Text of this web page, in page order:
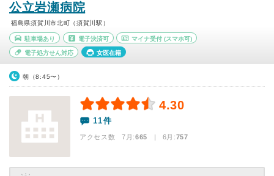
公立岩瀬病院
福島県須賀川市北町（須賀川駅）
駐車場あり 電子決済可 マイナ受付 (スマホ可)
電子処方せん対応 女医在籍
朝（8:45〜）
4.30
11件
アクセス数 7月:665 | 6月:757